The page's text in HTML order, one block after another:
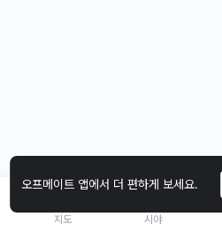
오프메이트 앱에서 더 편하게 보세요.
지도 시야